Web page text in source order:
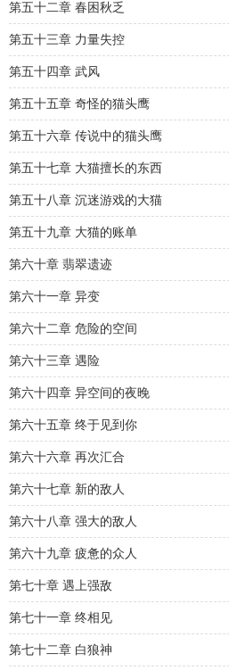
第五十二章 春困秋乏
第五十三章 力量失控
第五十四章 武风
第五十五章 奇怪的猫头鹰
第五十六章 传说中的猫头鹰
第五十七章 大猫擅长的东西
第五十八章 沉迷游戏的大猫
第五十九章 大猫的账单
第六十章 翡翠遗迹
第六十一章 异变
第六十二章 危险的空间
第六十三章 遇险
第六十四章 异空间的夜晚
第六十五章 终于见到你
第六十六章 再次汇合
第六十七章 新的敌人
第六十八章 强大的敌人
第六十九章 疲惫的众人
第七十章 遇上强敌
第七十一章 终相见
第七十二章 白狼神